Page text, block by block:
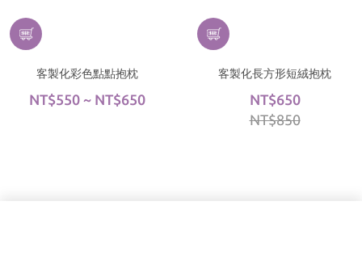
客製化彩色點點抱枕
NT$550 ~ NT$650
客製化長方形短絨抱枕
NT$650
NT$850